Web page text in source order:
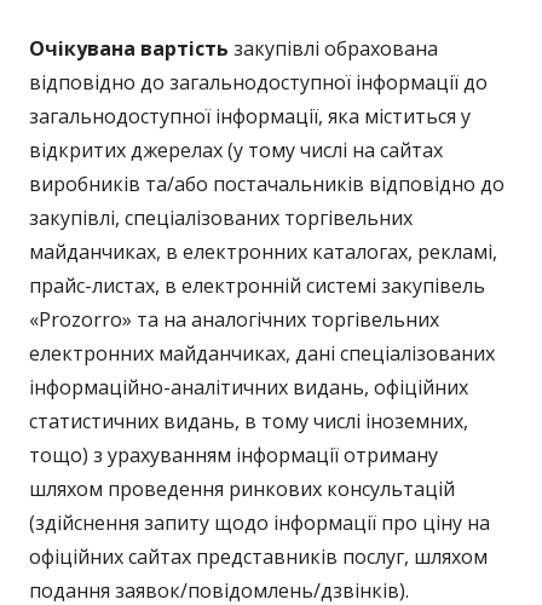
Очікувана вартість закупівлі обрахована
відповідно до загальнодоступної інформації до
загальнодоступної інформації, яка міститься у
відкритих джерелах (у тому числі на сайтах
виробників та/або постачальників відповідно до
закупівлі, спеціалізованих торгівельних
майданчиках, в електронних каталогах, рекламі,
прайс-листах, в електронній системі закупівель
«Prozorro» та на аналогічних торгівельних
електронних майданчиках, дані спеціалізованих
інформаційно-аналітичних видань, офіційних
статистичних видань, в тому числі іноземних,
тощо) з урахуванням інформації отриману
шляхом проведення ринкових консультацій
(здійснення запиту щодо інформації про ціну на
офіційних сайтах представників послуг, шляхом
подання заявок/повідомлень/дзвінків).